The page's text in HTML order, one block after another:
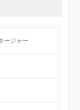
ージャー